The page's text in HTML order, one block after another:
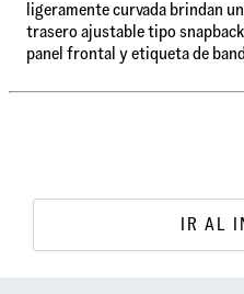
ligeramente curvada brindan
trasero ajustable tipo
panel frontal y etiqueta de
IR AL